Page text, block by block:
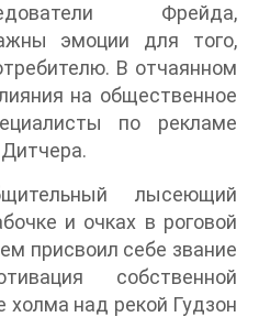
Фрейда,
эмоции для того,
В отчаянном
на общественное
по рекламе
лысеющий
и очках в роговой
присвоил себе звание
собственной
холма над рекой Гудзон